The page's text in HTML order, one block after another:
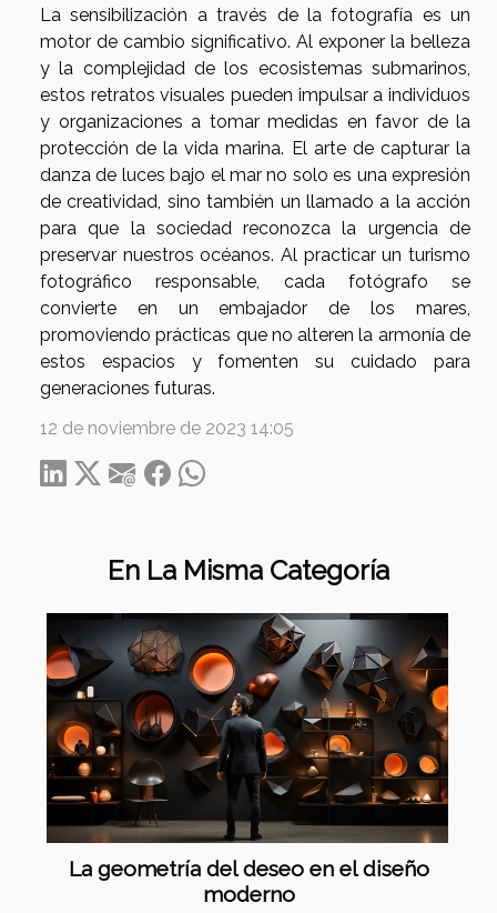
En La Misma Categoría
La geometría del deseo en el diseño
moderno
La sensibilización a través de la fotografía es un
motor de cambio significativo. Al exponer la belleza
y la complejidad de los ecosistemas submarinos,
estos retratos visuales pueden impulsar a individuos
y organizaciones a tomar medidas en favor de la
protección de la vida marina. El arte de capturar la
danza de luces bajo el mar no solo es una expresión
de creatividad, sino también un llamado a la acción
para que la sociedad reconozca la urgencia de
preservar nuestros océanos. Al practicar un turismo
fotográfico responsable, cada fotógrafo se
convierte en un embajador de los mares,
promoviendo prácticas que no alteren la armonía de
estos espacios y fomenten su cuidado para
generaciones futuras.
12 de noviembre de 2023 14:05